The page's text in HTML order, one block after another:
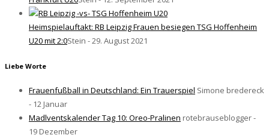
Heimspielauftakt: RB Leipzig Frauen besiegen TSG Hoffenheim
U20 mit 2:0Stein - 29. August 2021
Liebe Worte
Frauenfußball in Deutschland: Ein Trauerspiel Simone bredereck
- 12 Januar
Madlventskalender Tag 10: Oreo-Pralinen rotebrauseblogger -
19 Dezember